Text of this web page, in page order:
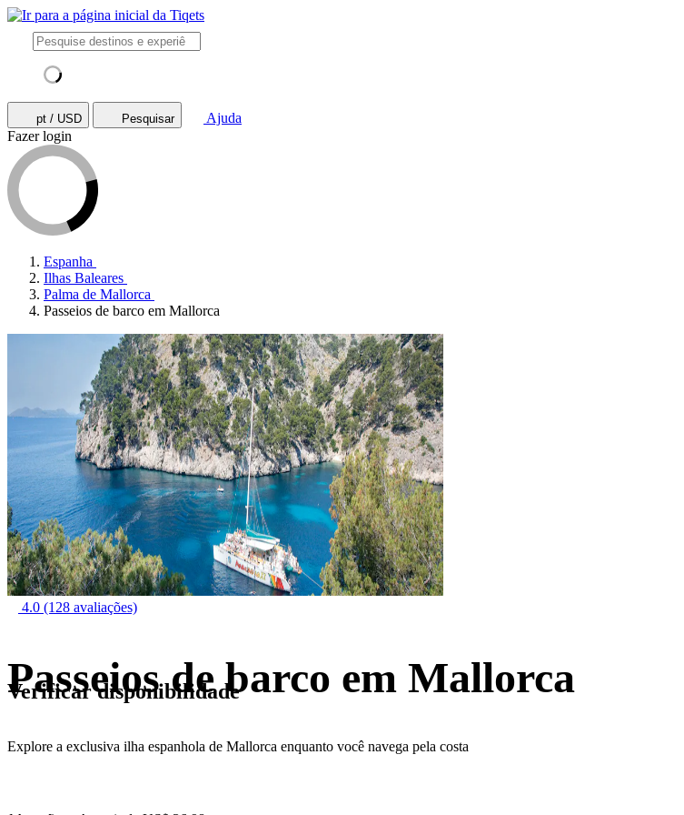
pt / USD Pesquisar
Ajuda
Fazer login
Espanha
Ilhas Baleares
Palma de Mallorca
Passeios de barco em Mallorca
4.0 (128 avaliações)
Passeios de barco em Mallorca
Explore a exclusiva ilha espanhola de Mallorca enquanto você navega pela costa
Verificar disponibilidade